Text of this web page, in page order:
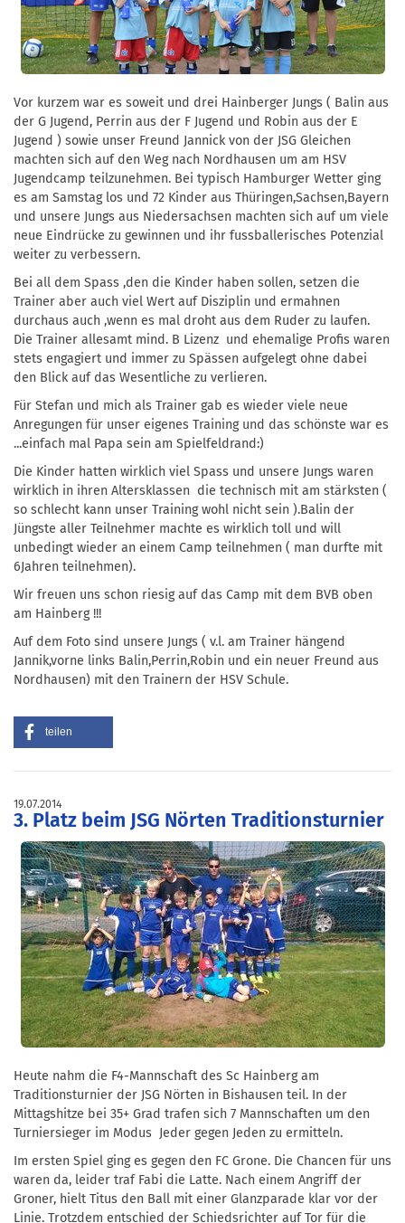
Vor kurzem war es soweit und drei Hainberger Jungs ( Balin aus
der G Jugend, Perrin aus der F Jugend und Robin aus der E
Jugend ) sowie unser Freund Jannick von der JSG Gleichen
machten sich auf den Weg nach Nordhausen um am HSV
Jugendcamp teilzunehmen. Bei typisch Hamburger Wetter ging
es am Samstag los und 72 Kinder aus Thüringen,Sachsen,Bayern
und unsere Jungs aus Niedersachsen machten sich auf um viele
neue Eindrücke zu gewinnen und ihr fussballerisches Potenzial
weiter zu verbessern.
Bei all dem Spass ,den die Kinder haben sollen, setzen die
Trainer aber auch viel Wert auf Disziplin und ermahnen
durchaus auch ,wenn es mal droht aus dem Ruder zu laufen.
Die Trainer allesamt mind. B Lizenz und ehemalige Profis waren
stets engagiert und immer zu Spässen aufgelegt ohne dabei
den Blick auf das Wesentliche zu verlieren.
Für Stefan und mich als Trainer gab es wieder viele neue
Anregungen für unser eigenes Training und das schönste war es
...einfach mal Papa sein am Spielfeldrand:)
Die Kinder hatten wirklich viel Spass und unsere Jungs waren
wirklich in ihren Altersklassen die technisch mit am stärksten (
so schlecht kann unser Training wohl nicht sein ).Balin der
Jüngste aller Teilnehmer machte es wirklich toll und will
unbedingt wieder an einem Camp teilnehmen ( man durfte mit
6Jahren teilnehmen).
Wir freuen uns schon riesig auf das Camp mit dem BVB oben
am Hainberg !!!
Auf dem Foto sind unsere Jungs ( v.l. am Trainer hängend
Jannik,vorne links Balin,Perrin,Robin und ein neuer Freund aus
Nordhausen) mit den Trainern der HSV Schule.
teilen
19.07.2014
3. Platz beim JSG Nörten Traditionsturnier
Heute nahm die F4-Mannschaft des Sc Hainberg am
Traditionsturnier der JSG Nörten in Bishausen teil. In der
Mittagshitze bei 35+ Grad trafen sich 7 Mannschaften um den
Turniersieger im Modus Jeder gegen Jeden zu ermitteln.
Im ersten Spiel ging es gegen den FC Grone. Die Chancen für uns
waren da, leider traf Fabi die Latte. Nach einem Angriff der
Groner, hielt Titus den Ball mit einer Glanzparade klar vor der
Linie. Trotzdem entschied der Schiedsrichter auf Tor für die